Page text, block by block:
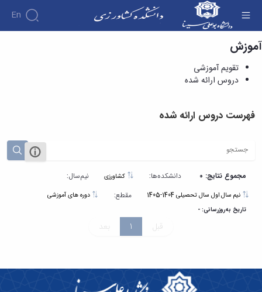
En
دروس ارائه شده - دانشکده کشاورزی
آموزش
تقویم آموزشی
دروس ارائه شده
فهرست دروس ارائه شده
مجموع نتایج: 0 دانشکده‌ها: نیم‌سال:
مقطع: دوره های آموزشی
تاریخ به‌روزرسانی: -
قبل 1 بعد